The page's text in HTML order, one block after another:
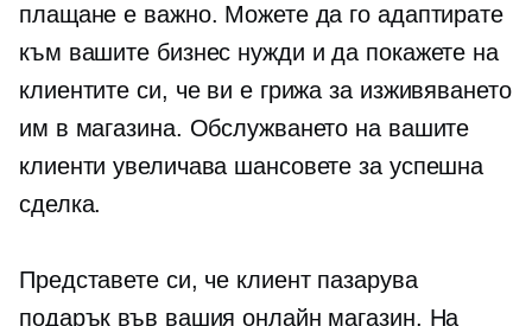
плащане е важно. Можете да го адаптирате
към вашите бизнес нужди и да покажете на
клиентите си, че ви е грижа за изживяването
им в магазина. Обслужването на вашите
клиенти увеличава шансовете за успешна
сделка.
Представете си, че клиент пазарува
подарък във вашия онлайн магазин. На